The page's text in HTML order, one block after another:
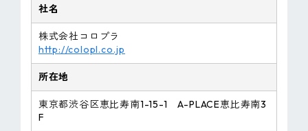
社名
株式会社コロプラ
http://colopl.co.jp
所在地
東京都渋谷区恵比寿南1-15-1 A-PLACE恵比寿南3
F